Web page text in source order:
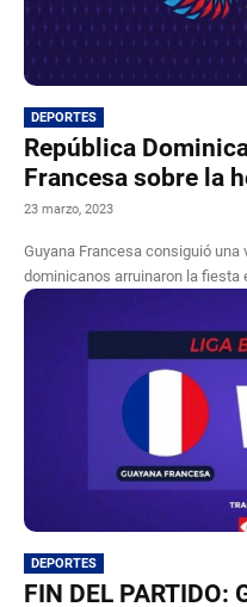
DEPORTES
República
Francesa sobre la
23 marzo, 2023
Guyana Francesa consiguió
dominicanos arruinaron la fiesta
DEPORTES
FIN DEL PARTIDO: